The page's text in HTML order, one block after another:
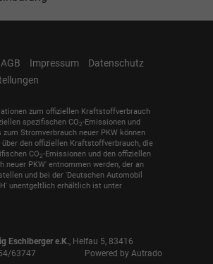
AGB Impressum
Datenschutz
zum offiziellen Kraftstoffverbrauch
spezifischen CO2-Emissionen und
zum Stromverbrauch neuer PKW können
den offiziellen Kraftstoffverbrauch, die
CO2-Emissionen und den offiziellen
neuer PKW' entnommen werden, der an
und bei der 'Deutschen Automobil
unentgeltlich erhältlich ist unter
Eschlberger e.K., Helfau 5, 83416
63747 Powered by Autrado